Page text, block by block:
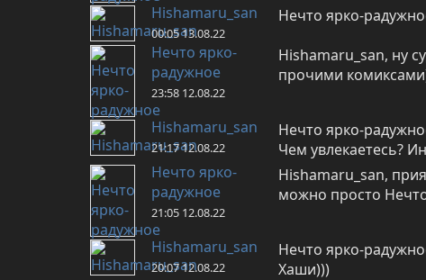
Hishamaru_san
00:05 13.08.22
Нечто ярко-
Нечто ярко-
радужное
23:58 12.08.22
Hishamaru_san, ну
прочими
Hishamaru_san
21:17 12.08.22
Нечто ярко-
Чем увлекаетесь?
Нечто ярко-
радужное
21:05 12.08.22
Hishamaru_san,
можно просто
Hishamaru_san
20:07 12.08.22
Нечто ярко-
Хаши)))